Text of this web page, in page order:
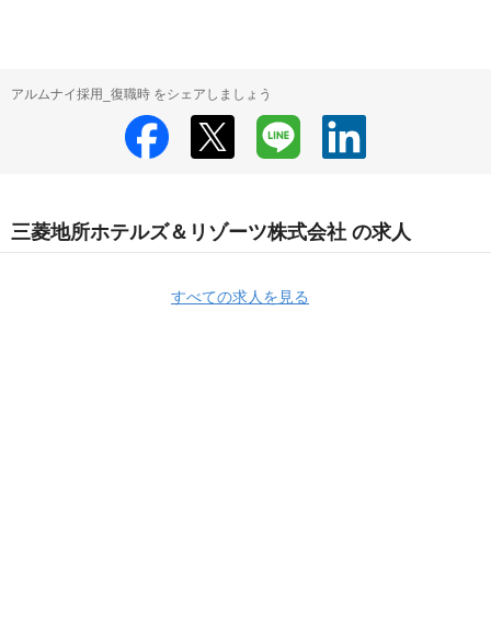
アルムナイ採用_復職時 をシェアしましょう
三菱地所ホテルズ＆リゾーツ株式会社 の求人
すべての求人を見る